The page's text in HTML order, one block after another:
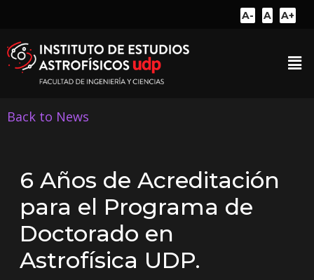
A- A A+
Back to News
6 Años de Acreditación
para el Programa de
Doctorado en
Astrofísica UDP.